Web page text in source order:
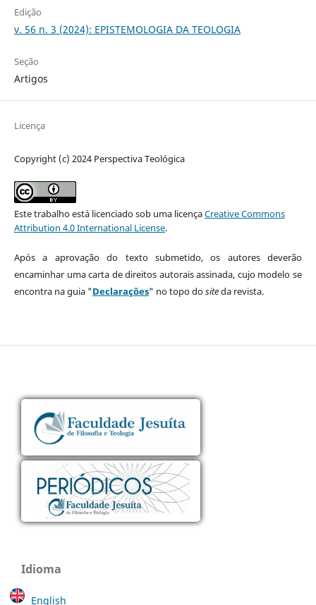
Edição
v. 56 n. 3 (2024): EPISTEMOLOGIA DA TEOLOGIA
Seção
Artigos
Licença
Copyright (c) 2024 Perspectiva Teológica
Este trabalho está licenciado sob uma licençaCreative Commons
Attribution 4.0 International License.
Após a aprovação do texto submetido, os autores deverão
encaminhar uma carta de direitos autorais assinada, cujo modelo se
encontra na guia "Declarações" no topo dositeda revista.
Idioma
English